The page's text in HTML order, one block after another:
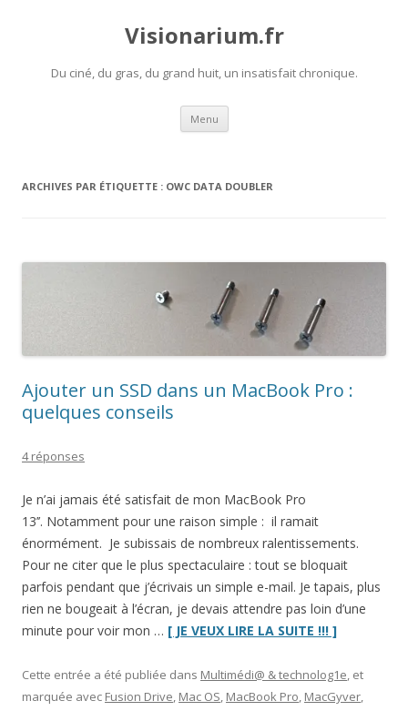
Visionarium.fr
Du ciné, du gras, du grand huit, un insatisfait chronique.
Menu Aller
contenu
ARCHIVES PAR ÉTIQUETTE : OWC DATA DOUBLER
Ajouter un SSD dans un MacBook Pro :
quelques conseils
4 réponses
Je n’ai jamais été satisfait de mon MacBook Pro
13’’. Notamment pour une raison simple : il ramait
énormément. Je subissais de nombreux ralentissements.
Pour ne citer que le plus spectaculaire : tout se bloquait
parfois pendant que j’écrivais un simple e-mail. Je tapais, plus
rien ne bougeait à l’écran, je devais attendre pas loin d’une
minute pour voir mon … [ JE VEUX LIRE LA SUITE !!! ]“Ajouter
SSD
dans
Cette entrée a été publiée dans Multimédi@ & technolog1e, et
marquée avec Fusion Drive, Mac OS, MacBook Pro, MacGyver,